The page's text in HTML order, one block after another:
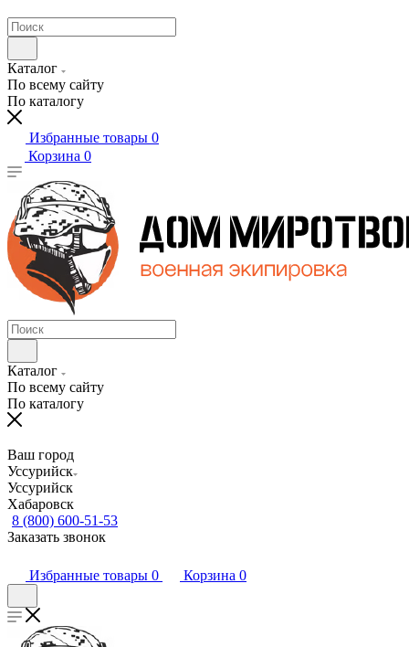
Каталог
По всему сайту
По каталогу
Избранные товары 0
Корзина 0
Каталог
По всему сайту
По каталогу
Ваш город
Уссурийск
Уссурийск
Хабаровск
8 (800) 600-51-53
Заказать звонок
Избранные товары 0 Корзина 0